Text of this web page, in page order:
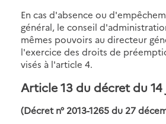
En cas d'absence ou
général, le conseil
mêmes pouvoirs au directeur
l'exercice des droits de
visés à l'article 4.
Article 13 du décret du 14
(Décret n° 2013-1265 du 27